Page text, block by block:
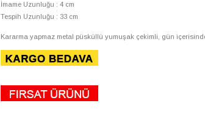
İmame Uzunluğu : 4 cm
Tespih Uzunluğu : 33 cm
Kararma yapmaz metal püsküllü yumuşak çekimli, gün